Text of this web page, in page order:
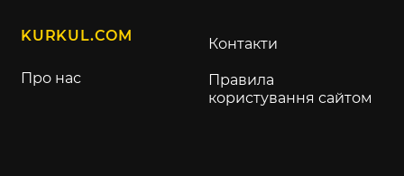
KURKUL.COM
Про нас
Контакти
Правила
користування сайтом